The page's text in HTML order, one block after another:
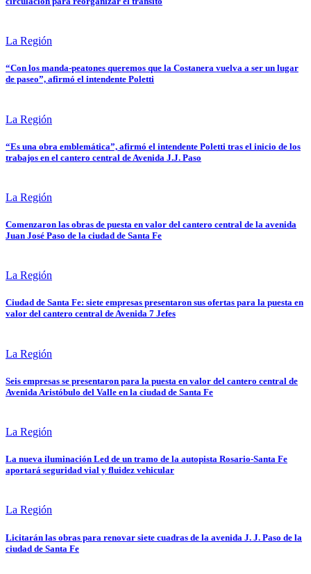
La Región
“Con los manda-peatones queremos que la Costanera vuelva a ser un lugar
de paseo”, afirmó el intendente Poletti
La Región
“Es una obra emblemática”, afirmó el intendente Poletti tras el inicio de los
trabajos en el cantero central de Avenida J.J. Paso
La Región
Comenzaron las obras de puesta en valor del cantero central de la avenida
Juan José Paso de la ciudad de Santa Fe
La Región
Ciudad de Santa Fe: siete empresas presentaron sus ofertas para la puesta en
valor del cantero central de Avenida 7 Jefes
La Región
Seis empresas se presentaron para la puesta en valor del cantero central de
Avenida Aristóbulo del Valle en la ciudad de Santa Fe
La Región
La nueva iluminación Led de un tramo de la autopista Rosario-Santa Fe
aportará seguridad vial y fluidez vehicular
La Región
Licitarán las obras para renovar siete cuadras de la avenida J. J. Paso de la
ciudad de Santa Fe